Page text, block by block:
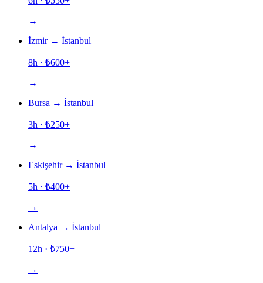
→
İzmir→ İstanbul
8h · ₺600+
→
Bursa → İstanbul
3h · ₺250+
→
Eskişehir→ İstanbul
5h · ₺400+
→
Antalya → İstanbul
12h · ₺750+
→